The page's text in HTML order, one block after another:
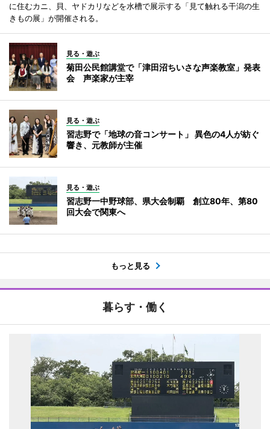
に住むカニ、貝、ヤドカリなどを水槽で展示する「見て触れる干潟の生
きもの展」が開催される。
見る・遊ぶ
菊田公民館講堂で「津田沼ちいさな声楽教室」発表
会 声楽家が主宰
見る・遊ぶ
習志野で「地球の音コンサート」 異色の4人が紡ぐ
響き、元教師が主催
見る・遊ぶ
習志野一中野球部、県大会制覇 創立80年、第80
回大会で関東へ
もっと見る
暮らす・働く